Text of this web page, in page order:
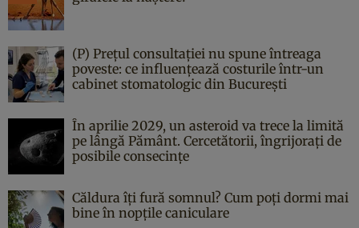
(P) Prețul consultației nu spune întreaga
poveste: ce influențează costurile într-un
cabinet stomatologic din București
În aprilie 2029, un asteroid va trece la limită
pe lângă Pământ. Cercetătorii, îngrijorați de
posibile consecințe
Căldura îți fură somnul? Cum poți dormi mai
bine în nopțile caniculare